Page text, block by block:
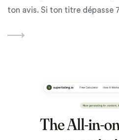
ton avis. Si ton titre dépasse